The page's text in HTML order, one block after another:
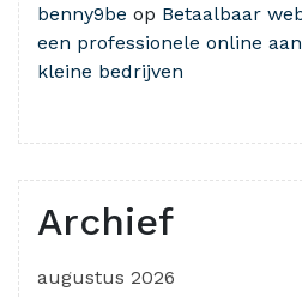
benny9be op Betaalbaar
een professionele online
kleine bedrijven
Archief
augustus 2026